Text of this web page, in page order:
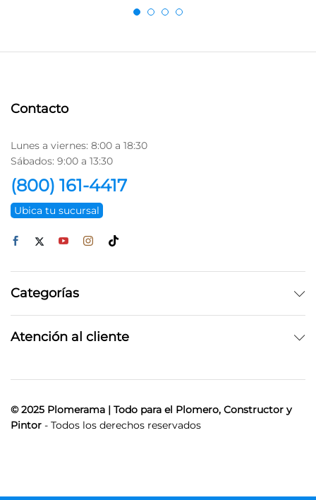
Contacto
Lunes a viernes: 8:00 a 18:30
Sábados: 9:00 a 13:30
(800) 161-4417
Ubica tu sucursal
Categorías
Atención al cliente
© 2025 Plomerama | Todo para el Plomero, Constructor y
Pintor - Todos los derechos reservados